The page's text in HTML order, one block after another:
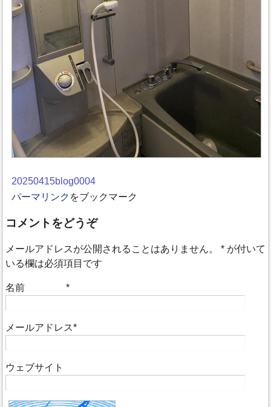
20250415blog0004
パーマリンク をブックマーク
コメントをどうぞ
メールアドレスが公開されることはありません。* が付いて
いる欄は必須項目です
名前 *
メールアドレス*
ウェブサイト